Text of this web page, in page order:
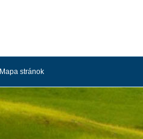
Mapa stránok